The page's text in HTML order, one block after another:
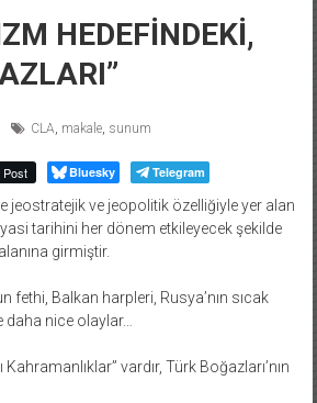
HEDEFİNDEKİ,
CLA makale, sunum
Post Bluesky Telegram
jeostratejik ve jeopolitik özelliğiyle yer alan
tarihini her dönem etkileyecek şekilde
girmiştir.
fethi, Balkan harpleri, Rusya’nın sıcak
nice olaylar…
vardır, Türk Boğazları’nın